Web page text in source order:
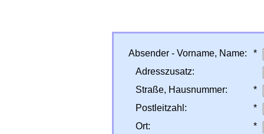
Absender - Vorname, Name:
*
Adresszusatz:
Straße, Hausnummer:
*
Postleitzahl:
*
Ort:
*